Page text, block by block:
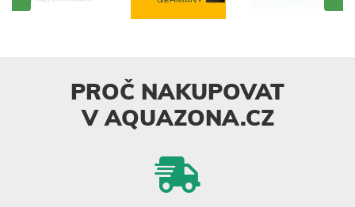
PROČ NAKUPOVAT
V AQUAZONA.CZ